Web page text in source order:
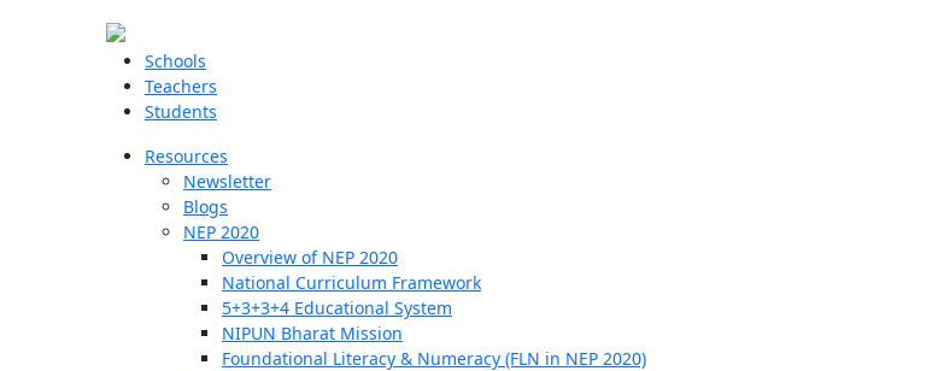
Schools
Teachers
Students
Resources
Newsletter
Blogs
NEP 2020
Overview of NEP 2020
National Curriculum Framework
5+3+3+4 Educational System
NIPUN Bharat Mission
Foundational Literacy & Numeracy (FLN in NEP 2020)